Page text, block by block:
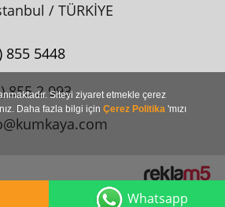
/ TÜRKİYE
855 5448
855 2 993Siteyi ziyaret etmekle çerez
Daha fazla bilgi için Çerez Politika 'mızı
Whatsapp